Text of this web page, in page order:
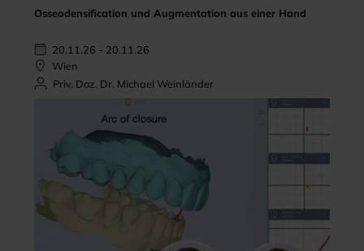
Osseodensification und Augmentation aus einer Hand
20.11.26 - 20.11.26
Wien
Priv. Doz. Dr. Michael Weinländer